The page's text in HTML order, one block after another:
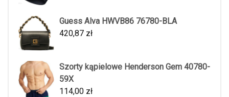
Guess Alva HWVB86 76780-BLA
420,87 zł
Szorty kąpielowe Henderson Gem 40780-
59X
114,00 zł